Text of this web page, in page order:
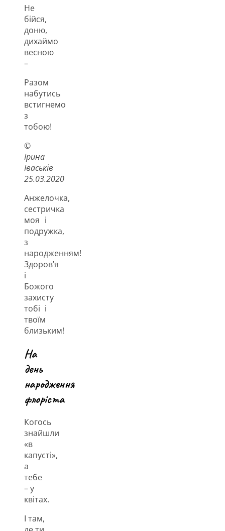
Не
бійся,
доню,
дихаймо
весною
–
Разом
набутись
встигнемо
з
тобою!
©
Ірина
Іваськів
25.03.2020
Анжелочка,
сестричка
моя і
подружка,
з
народженням!
Здоров’я
і
Божого
захисту
тобі і
твоїм
близьким!
На
день
народження
флоріста
Когось
знайшли
«в
капусті»,
а
тебе
– у
квітах.
І там,